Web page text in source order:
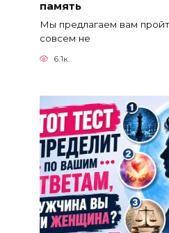
память
Мы предлагаем вам
совсем не
6.1к.